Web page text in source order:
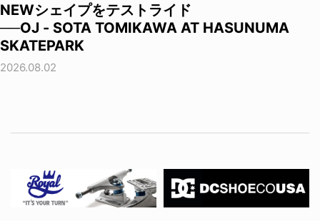
NEWシェイプをテストライド
──OJ - SOTA TOMIKAWA AT HASUNUMA
SKATEPARK
2026.08.02